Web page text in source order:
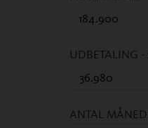
UDBETALING -
ANTAL